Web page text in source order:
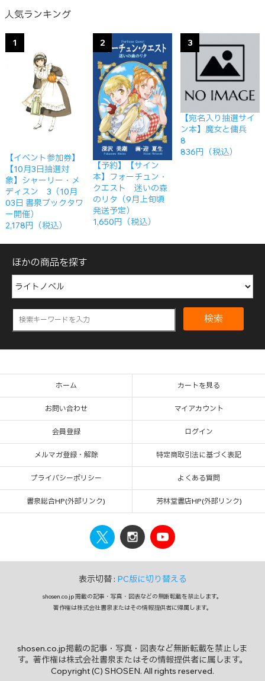
人気ランキング
1
【イベント参加券】
【10月3日抽選対
象】シャーリー・メ
ディスン 3（10月
03日 書泉ブックタワ
ー開催）
2,178円（税込）
2
【予約】【サイン
本】フォーチュン・
クエスト 迷いの森
のリタ（9月上旬頃
発送予定）
1,650円（税込）
3
【宛名入り抽選サイ
ン本】魔女と傭兵
8
836円（税込）
ほかの商品を探す
検索
ホーム カートを見る
お問い合わせ マイアカウント
会員登録 ログイン
メルマガ登録・解除 特定商取引法に基づく表記
プライバシーポリシー よくある質問
書泉総合HP(外部リンク) 芳林堂書店HP(外部リンク)
表示切替 : PC版に切り替える
shosen.co.jp 掲載の記事・写真・図表などの無断転載を禁止します。
著作権は株式会社書泉またはその情報提供者に帰属します。
shosen.co.jp掲載の記事・写真・図表など無断転載を禁止しま
す。著作権は株式会社書泉またはその情報提供者に属します。
Copyright (C) SHOSEN. All rights reserved.